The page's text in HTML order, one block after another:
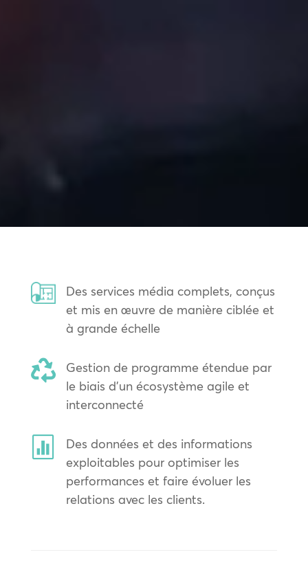
Des services média complets, conçus
et mis en œuvre de manière ciblée et
à grande échelle

Gestion de programme étendue par
le biais d’un écosystème agile et
interconnecté

Des données et des informations
exploitables pour optimiser les
performances et faire évoluer les
relations avec les clients.